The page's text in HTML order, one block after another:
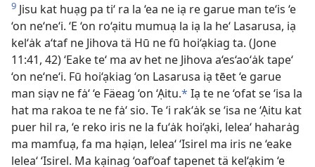
9 Jisu kat huạg pa ti‘ ra la ‘ea ne iạ re garue man te‘is ‘e
‘on ne‘ne‘i. ‘E ‘on ro‘ạitu mumuạ la iạ la he‘ Lasarusa, iạ
kel‘ȧk a‘taf ne Jihova tä Hū ne fū hoi‘ạkiag ta. (Jone
11:41, 42) ‘Eake te‘ ma av het ne Jihova a‘es‘ao‘ȧk tape‘
‘on ne‘ne‘i. Fū hoi‘ạkiag ‘on Lasarusa iạ tēet ‘e garue
man siạv ne fȧ‘ ‘e Fäeag ‘on ‘Ạitu.* Iạ te ne ‘ofat se ‘isa la
hat ma rakoa te ne fȧ‘ sio. Te ‘i rak‘ȧk se ‘isa ne ‘Ạitu kat
puer hil ra, ‘e reko iris ne la fu‘ȧk hoi‘ạki, lelea‘ haharȧg
ma mamfuạ, fa ma hạiạn, lelea‘ ‘Isirel ma iris ne ‘eake
lelea‘ ‘Isirel. Ma kạinag ‘oaf‘oaf tapenet tä kel‘ạkim ‘e